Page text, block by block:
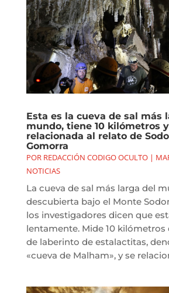
Esta es la cueva de sal más
mundo, tiene 10 kilómetros
relacionada al relato de
Gomorra
POR REDACCIÓN CODIGO OCULTO|
NOTICIAS
La cueva de sal más larga del
descubierta bajo el Monte
los investigadores dicen que
lentamente. Mide 10 kilómetros
de laberinto de estalactitas,
«cueva de Malham», y se